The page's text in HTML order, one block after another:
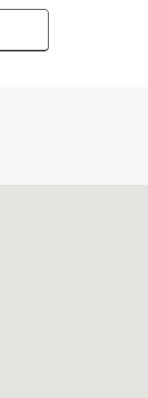
器"使用
設施充實